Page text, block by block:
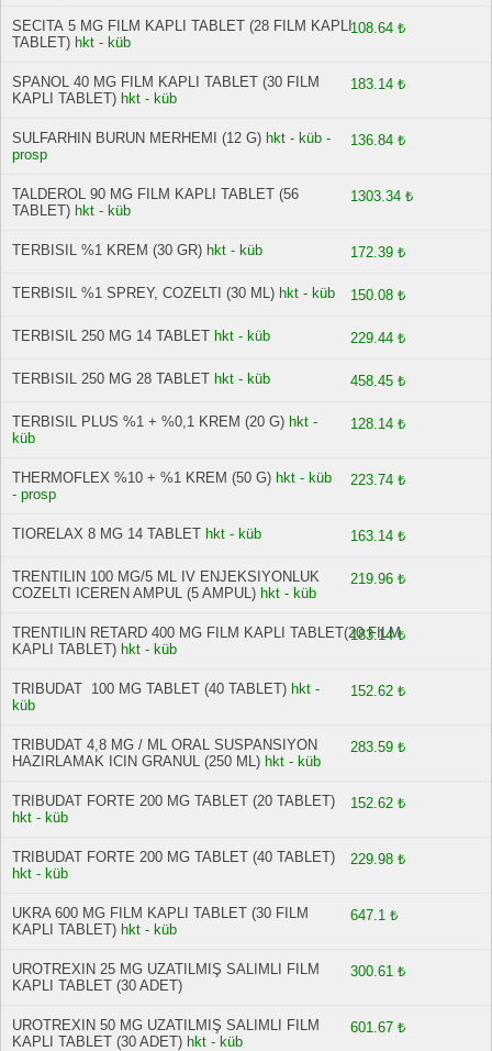
SECITA 5 MG FILM KAPLI TABLET (28 FILM KAPLI
TABLET) hkt - küb
108.64 ₺
SPANOL 40 MG FILM KAPLI TABLET (30 FILM
KAPLI TABLET) hkt - küb
183.14 ₺
SULFARHIN BURUN MERHEMI (12 G) hkt - küb -
prosp
136.84 ₺
TALDEROL 90 MG FILM KAPLI TABLET (56
TABLET) hkt - küb
1303.34 ₺
TERBISIL %1 KREM (30 GR) hkt - küb 172.39 ₺
TERBISIL %1 SPREY, COZELTI (30 ML) hkt - küb 150.08 ₺
TERBISIL 250 MG 14 TABLET hkt - küb 229.44 ₺
TERBISIL 250 MG 28 TABLET hkt - küb 458.45 ₺
TERBISIL PLUS %1 + %0,1 KREM (20 G) hkt -
küb
128.14 ₺
THERMOFLEX %10 + %1 KREM (50 G) hkt - küb
- prosp
223.74 ₺
TIORELAX 8 MG 14 TABLET hkt - küb 163.14 ₺
TRENTILIN 100 MG/5 ML IV ENJEKSIYONLUK
COZELTI ICEREN AMPUL (5 AMPUL) hkt - küb
219.96 ₺
TRENTILIN RETARD 400 MG FILM KAPLI TABLET(20 FILM
KAPLI TABLET) hkt - küb
183.14 ₺
TRIBUDAT 100 MG TABLET (40 TABLET) hkt -
küb
152.62 ₺
TRIBUDAT 4,8 MG / ML ORAL SUSPANSIYON
HAZIRLAMAK ICIN GRANUL (250 ML) hkt - küb
283.59 ₺
TRIBUDAT FORTE 200 MG TABLET (20 TABLET)
hkt - küb
152.62 ₺
TRIBUDAT FORTE 200 MG TABLET (40 TABLET)
hkt - küb
229.98 ₺
UKRA 600 MG FILM KAPLI TABLET (30 FILM
KAPLI TABLET) hkt - küb
647.1 ₺
UROTREXIN 25 MG UZATILMIŞ SALIMLI FILM
KAPLI TABLET (30 ADET)
300.61 ₺
UROTREXIN 50 MG UZATILMIŞ SALIMLI FILM
KAPLI TABLET (30 ADET) hkt - küb
601.67 ₺